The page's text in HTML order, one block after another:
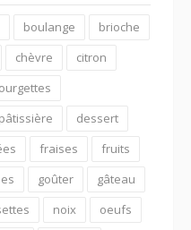
boulange
brioche
chèvre
citron
dessert
fraises
fruits
goûter
gâteau
noix
oeufs